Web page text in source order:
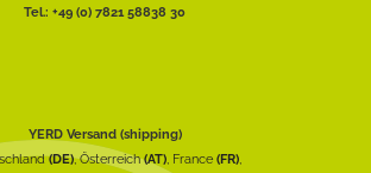
Tel.: +49 (0) 7821 58838 30
YERD Versand (shipping)
(DE), Österreich(AT), France (FR),